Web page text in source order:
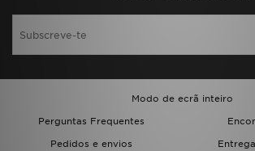
Modo de ecrã inteiro
Perguntas Frequentes
Pedidos e envios